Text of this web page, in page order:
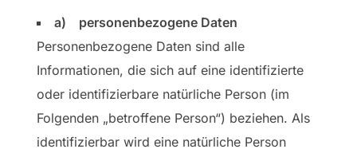
a) personenbezogene Daten
Personenbezogene Daten sind alle
Informationen, die sich auf eine identifizierte
oder identifizierbare natürliche Person (im
Folgenden „betroffene Person“) beziehen. Als
identifizierbar wird eine natürliche Person